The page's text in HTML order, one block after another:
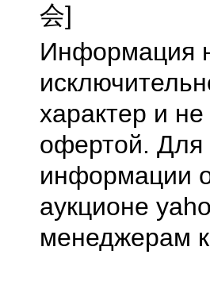
会]
Информация
характер и
офертой. Для
информации
аукционе
менеджерам